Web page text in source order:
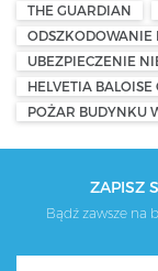
THE GUARDIAN
ODSZKODOWANIE
UBEZPIECZENIE
HELVETIA BALOISE
POŻAR BUDYNKU
ZAPISZ
Bądź zawsze na